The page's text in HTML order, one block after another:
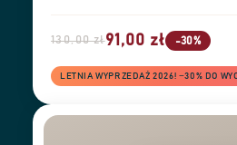
130,00 zł91,00 zł -30%
LETNIA WYPRZEDAŻ 2026! −30% DO